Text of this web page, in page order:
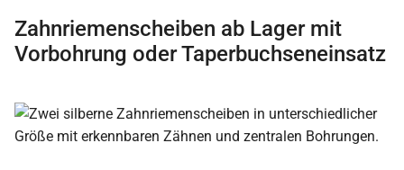
Zahnriemenscheiben ab Lager mit
Vorbohrung oder Taperbuchseneinsatz